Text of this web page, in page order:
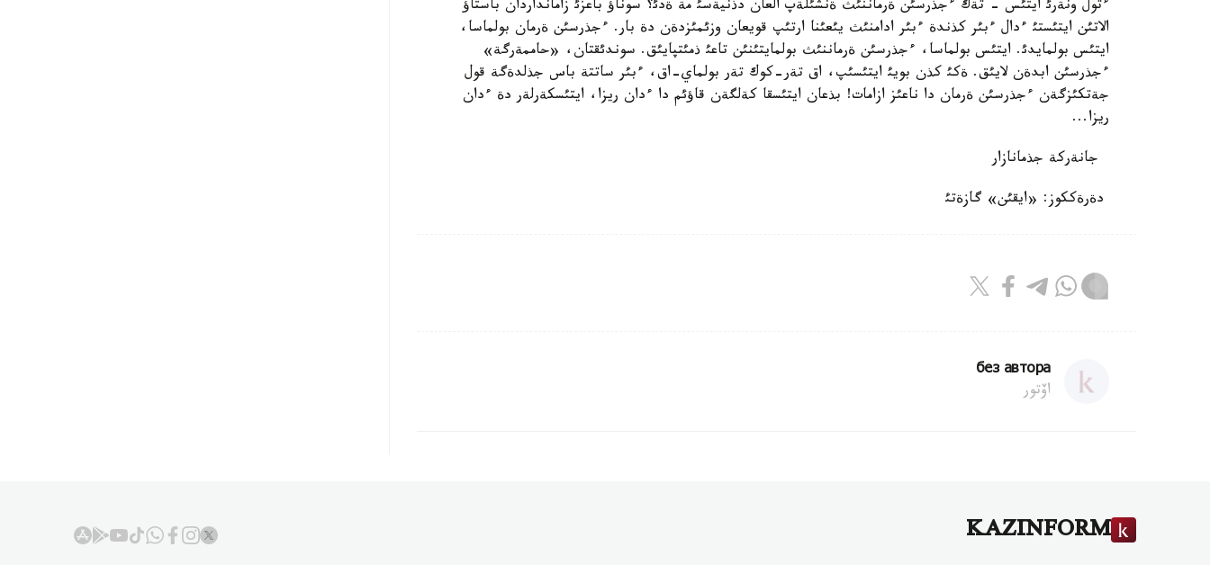
ءتول ونةرئ ايتئس - تةك ءجذرسئن ةرماننئث ةنشئلةپ العان دذنيةسئ مة ةدئ؟ سوناؤ باعزئ زامانداردان باستاؤ
الاتئن ايتئستئ ءدال ءبئر كذندة ءبئر ادامنئث يئعئنا ارتئپ قويعان وزئمئزدةن دة بار. ءجذرسئن ةرمان بولماسا،
ايتئس بولمايدئ. ايتئس بولماسا، ءجذرسئن ةرماننئث بولمايتئنئن تاعئ ذمئتپايئق. سوندئقتان، «حاممةرگة»
ءجذرسئن ابدةن لايئق. ةكئ كذن بويئ ايتئسئپ، اق تةر-كوك تةر بولماي-اق، ءبئر ساتتة باس جذلدةگة قول
جةتكئزگةن ءجذرسئن ةرمان دا ناعئز ازامات! بذعان ايتئسقا كةلگةن قاؤئم دا ءدان ريزا، ايتئسكةرلةر دة ءدان
ريزا...
جانةركة جذمانازار
دةرةككوز: «ايقئن» گازةتئ
без автора
اۆتور
KAZINFORM